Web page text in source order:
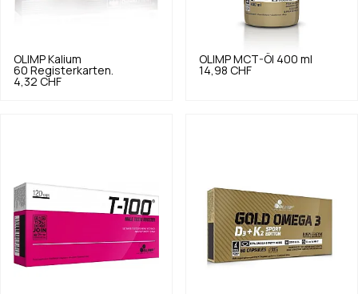
OLIMP Kalium
60 Registerkarten.
4,32 CHF
OLIMP MCT-Öl 400 ml
14,98 CHF